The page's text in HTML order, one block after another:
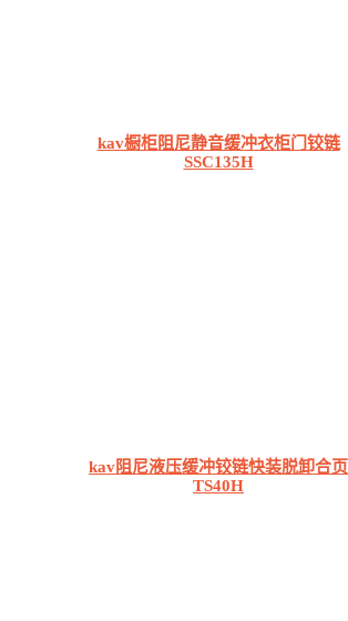
kav橱柜阻尼静音缓冲衣柜门铰链
SSC135H
kav阻尼液压缓冲铰链快装脱卸合页
TS40H